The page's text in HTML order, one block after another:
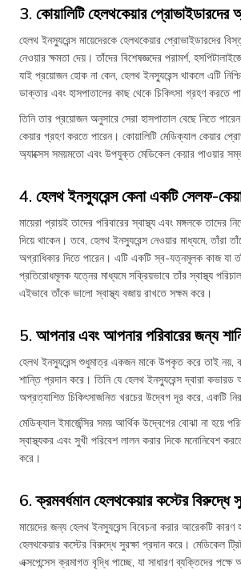
3. কোয়ালিটি হেলথকেয়ার প্রোভাইডারদের
হেলথ ইনস্যুরেন্স মায়েদেরকে হেলথকেয়ার প্রোভাইডারদের
নেওয়ার ক্ষমতা দেয়। তাঁদের বিশেষজ্ঞদের পরামর্শ,
যাই প্রয়োজন হোক না কেন, হেলথ ইনস্যুরেন্স থাকলে এটি
ডাক্তার এবং হাসপাতালের কাছ থেকে চিকিৎসা গ্রহণ করতে
তিনি তার প্রয়োজন অনুসারে সেরা হাসপাতাল বেছে নিতে
কেয়ার গ্রহণ করতে পারেন। কোয়ালিটি মেডিক্যাল কেয়ার
অ্যাক্সেস সময়মতো এবং উপযুক্ত মেডিকেল কেয়ার পাওয়ার
4. হেলথ ইনস্যুরেন্স কেনা একটি সেলফ-
মায়েরা প্রায়ই তাদের পরিবারের স্বাস্থ্য এবং মঙ্গলকে তাদের
দিয়ে থাকেন। তবে, হেলথ ইনস্যুরেন্স নেওয়ার মাধ্যমে, তাঁরা
অগ্রাধিকার দিতে পারেন। এটি একটি স্ব-যত্নমূলক কাজ যা
প্রতিরোধমূলক যত্নের মাধ্যমে সক্রিয়ভাবে তাঁর স্বাস্থ্য
এইভাবে তাঁকে ভালো স্বাস্থ্য বজায় রাখতে সক্ষম করে।
5. আপনার এবং আপনার পরিবারের জন্য
হেলথ ইনস্যুরেন্স শুধুমাত্র একজন মাকে উপকৃত করে তাই নয়,
শান্তি প্রদান করে। তিনি যে হেলথ ইনস্যুরেন্স দ্বারা কভারড
অপ্রত্যাশিত চিকিৎসাজনিত খরচের উদ্বেগ দূর করে, একটি
মেডিক্যাল ইমার্জেন্সির সময় আর্থিক উদ্বেগের বোঝা না হয়ে
স্বাস্থ্যকর এবং সুখী পরিবেশ লালন করার দিকে মনোনিবেশ
করে।
6. ক্রমবর্ধমান হেলথকেয়ার কস্টের বিরুদ্ধে
মায়েদের জন্য হেলথ ইনস্যুরেন্স বিবেচনা করার আরেকটি কারণ
হেলথকেয়ার কস্টের বিরুদ্ধে সুরক্ষা প্রদান করে। মেডিকেল
এক্সপেন্সেস ক্রমাগত বৃদ্ধি পাচ্ছে, যা সাধারণ ব্যক্তিদের